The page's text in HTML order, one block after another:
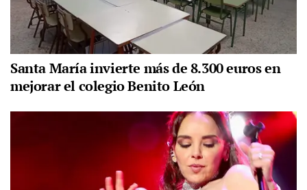
Santa María invierte más de 8.300 euros en
mejorar el colegio Benito León